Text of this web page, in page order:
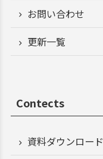
お問い合わせ
更新一覧
Contects
資料ダウンロード